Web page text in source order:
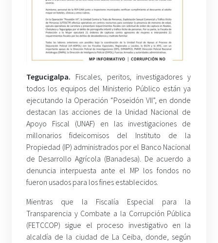
Tegucigalpa. Fiscales, peritos, investigadores y
todos los equipos del Ministerio Público están ya
ejecutando la Operación “Poseidón VII”, en donde
destacan las acciones de la Unidad Nacional de
Apoyo Fiscal (UNAF) en las investigaciones de
millonarios fideicomisos del Instituto de la
Propiedad (IP) administrados por el Banco Nacional
de Desarrollo Agrícola (Banadesa). De acuerdo a
denuncia interpuesta ante el MP los fondos no
fueron usados para los fines establecidos.
Mientras que la Fiscalía Especial para la
Transparencia y Combate a la Corrupción Pública
(FETCCOP) sigue el proceso investigativo en la
alcaldía de la ciudad de La Ceiba, donde, según